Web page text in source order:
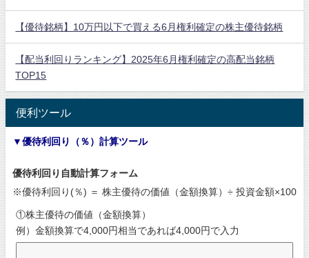
【優待銘柄】10万円以下で買える6月権利確定の株主優待銘柄
【配当利回りランキング】2025年6月権利確定の高配当銘柄
TOP15
便利ツール
▼優待利回り（％）計算ツール
優待利回り自動計算フォーム
※優待利回り(％) ＝ 株主優待の価値（金額換算）÷ 投資金額×100
①株主優待の価値（金額換算）
例）金額換算で4,000円相当であれば4,000円で入力